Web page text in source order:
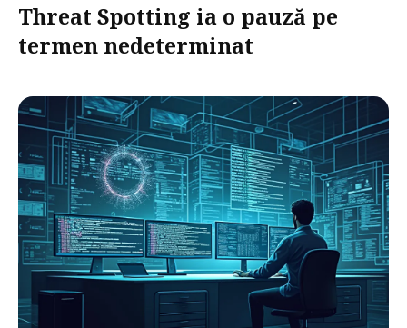
Threat Spotting ia o pauză pe
termen nedeterminat